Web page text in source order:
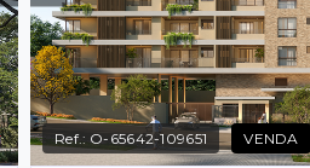
Ref.: O-65642-109651 VENDA